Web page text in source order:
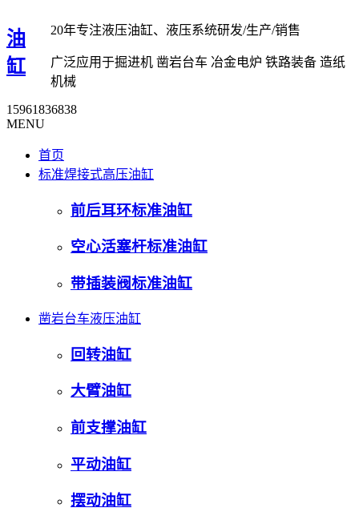
油
缸
20年专注液压油缸、液压系统研发/生产/销售
广泛应用于掘进机 凿岩台车 冶金电炉 铁路装备 造纸
机械
15961836838
MENU
首页
标准焊接式高压油缸
前后耳环标准油缸
空心活塞杆标准油缸
带插装阀标准油缸
凿岩台车液压油缸
回转油缸
大臂油缸
前支撑油缸
平动油缸
摆动油缸